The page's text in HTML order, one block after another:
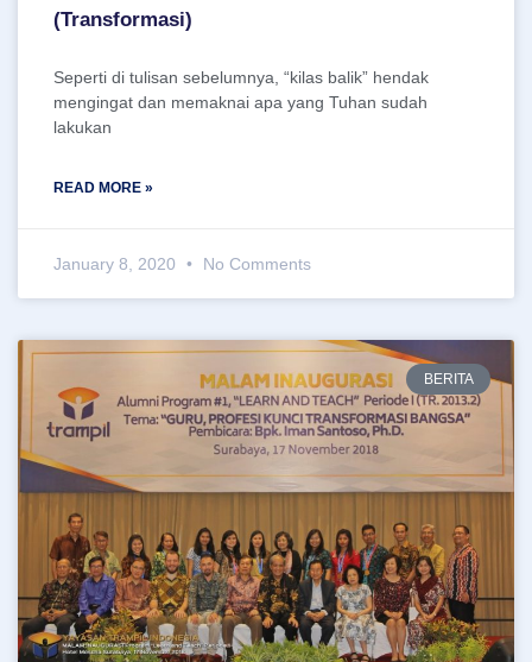
(Transformasi)
Seperti di tulisan sebelumnya, “kilas balik” hendak
mengingat dan memaknai apa yang Tuhan sudah
lakukan
READ MORE »
January 8, 2020 No Comments
BERITA